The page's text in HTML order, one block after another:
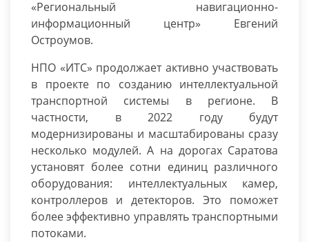
«Региональный навигационно-
информационный центр» Евгений
Остроумов.
НПО «ИТС» продолжает активно участвовать
в проекте по созданию интеллектуальной
транспортной системы в регионе. В
частности, в 2022 году будут
модернизированы и масштабированы сразу
несколько модулей. А на дорогах Саратова
установят более сотни единиц различного
оборудования: интеллектуальных камер,
контроллеров и детекторов. Это поможет
более эффективно управлять транспортными
потоками.